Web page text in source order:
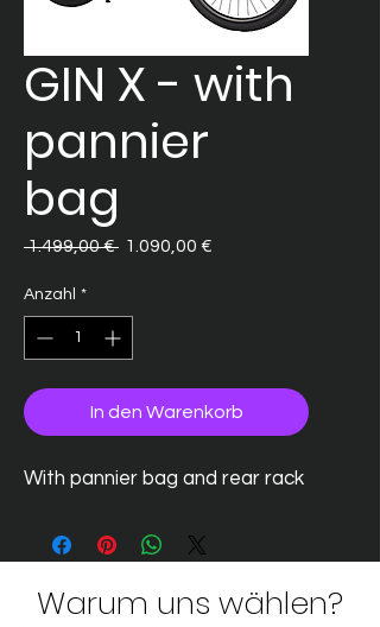
GIN X - with
pannier
bag
1.499,00 € Standardpreis
1.090,00 €
Anzahl *
In den Warenkorb
With pannier bag and rear rack
Warum uns wählen?